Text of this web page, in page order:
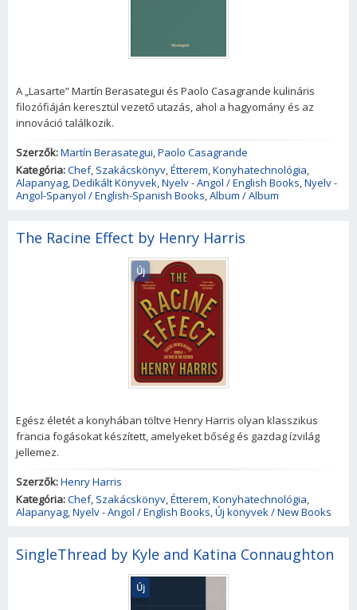
A „Lasarte” Martín Berasategui és Paolo Casagrande kulináris
filozófiáján keresztül vezető utazás, ahol a hagyomány és az
innováció találkozik.
Szerzők:Martín Berasategui,Paolo Casagrande
Kategória:Chef, Szakácskönyv,Étterem,Konyhatechnológia,
Alapanyag,Dedikált Könyvek,Nyelv - Angol / English Books,Nyelv -
Angol-Spanyol / English-Spanish Books,Album / Album
The Racine Effect by Henry Harris
Új
Egész életét a konyhában töltve Henry Harris olyan klasszikus
francia fogásokat készített, amelyeket bőség és gazdag ízvilág
jellemez.
Szerzők:Henry Harris
Kategória:Chef, Szakácskönyv,Étterem,Konyhatechnológia,
Alapanyag,Nyelv - Angol / English Books,Új könyvek / New Books
SingleThread by Kyle and Katina Connaughton
Új